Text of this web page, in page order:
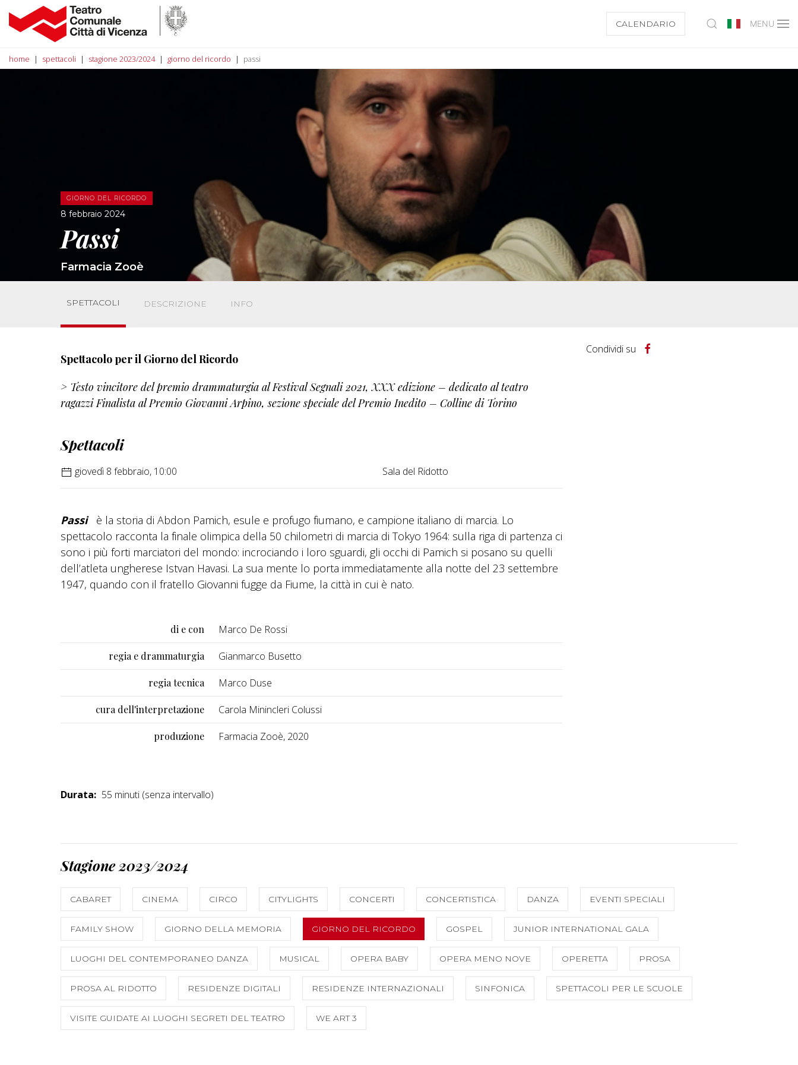
CALENDARIO MENU
home spettacoli stagione 2023/2024 giorno del ricordo passi
GIORNO DEL RICORDO
8 febbraio 2024
Passi
Farmacia Zooè
SPETTACOLI DESCRIZIONE INFO
Spettacolo per il Giorno del Ricordo
> Testo vincitore del premio drammaturgia al Festival Segnali 2021, XXX edizione – dedicato al teatro
ragazzi Finalista al Premio Giovanni Arpino, sezione speciale del Premio Inedito – Colline di Torino
Spettacoli
giovedì 8 febbraio, 10:00 Sala del Ridotto
Passi è la storia di Abdon Pamich, esule e profugo fiumano, e campione italiano di marcia. Lo
spettacolo racconta la finale olimpica della 50 chilometri di marcia di Tokyo 1964: sulla riga di partenza ci
sono i più forti marciatori del mondo: incrociando i loro sguardi, gli occhi di Pamich si posano su quelli
dell’atleta ungherese Istvan Havasi. La sua mente lo porta immediatamente alla notte del 23 settembre
1947, quando con il fratello Giovanni fugge da Fiume, la città in cui è nato.
di e con Marco De Rossi
regia e drammaturgia Gianmarco Busetto
regia tecnica Marco Duse
cura dell'interpretazione Carola Minincleri Colussi
produzione Farmacia Zooè, 2020
Durata: 55 minuti (senza intervallo)
Condividi su
Stagione 2023/2024
CABARET CINEMA CIRCO CITYLIGHTS CONCERTI CONCERTISTICA DANZA EVENTI SPECIALI
FAMILY SHOW GIORNO DELLA MEMORIA GIORNO DEL RICORDO GOSPEL JUNIOR INTERNATIONAL GALA
LUOGHI DEL CONTEMPORANEO DANZA MUSICAL OPERA BABY OPERA MENO NOVE OPERETTA PROSA
PROSA AL RIDOTTO RESIDENZE DIGITALI RESIDENZE INTERNAZIONALI SINFONICA SPETTACOLI PER LE SCUOLE
VISITE GUIDATE AI LUOGHI SEGRETI DEL TEATRO WE ART 3